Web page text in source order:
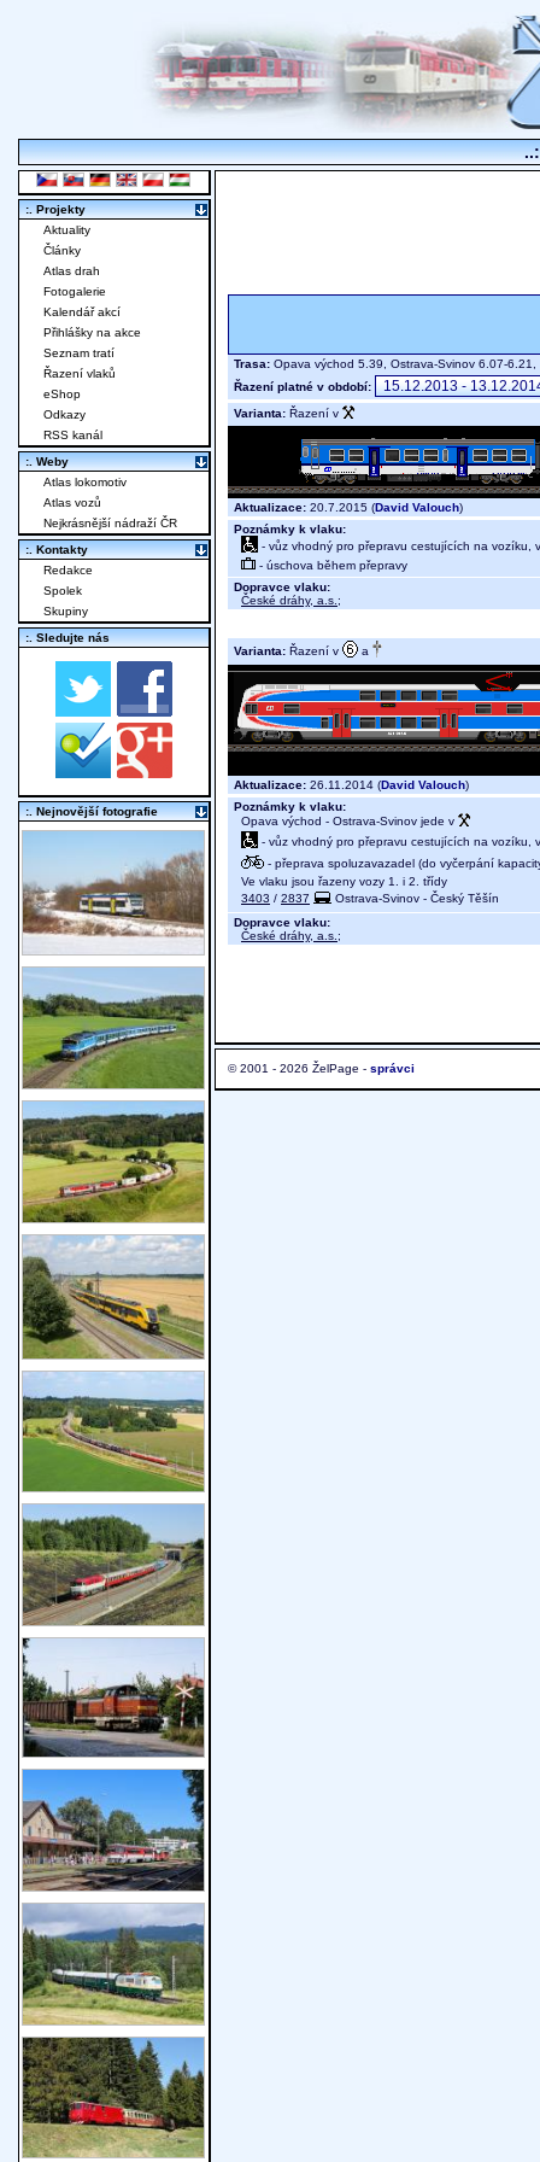
Trasa: Opava východ 5.39, Ostrava-Svinov 6.07-
Řazení platné v období:
Varianta: Řazení v
Aktualizace: 20.7.2015 (David Valouch)
Poznámky k vlaku:
- vůz vhodný pro přepravu cestujících na vozíku,
- úschova během přepravy
Dopravce vlaku:
České dráhy, a.s. ;
Varianta: Řazení v a
Aktualizace: 26.11.2014 (David Valouch)
Poznámky k vlaku:
Opava východ - Ostrava-Svinov jede v
- vůz vhodný pro přepravu cestujících na vozíku,
- přeprava spoluzavazadel (do vyčerpání
Ve vlaku jsou řazeny vozy 1. i 2. třídy
3403 / 2837
Ostrava-Svinov - Český Těšín
Dopravce vlaku:
České dráhy, a.s. ;
© 2001 - 2026 ŽelPage - správci
:. Projekty
Aktuality
Články
Atlas drah
Fotogalerie
Kalendář akcí
Přihlášky na akce
Seznam tratí
Řazení vlaků
eShop
Odkazy
RSS kanál
:. Weby
Atlas lokomotiv
Atlas vozů
Nejkrásnější nádraží ČR
:. Kontakty
Redakce
Spolek
Skupiny
:. Sledujte nás
:. Nejnovější fotografie